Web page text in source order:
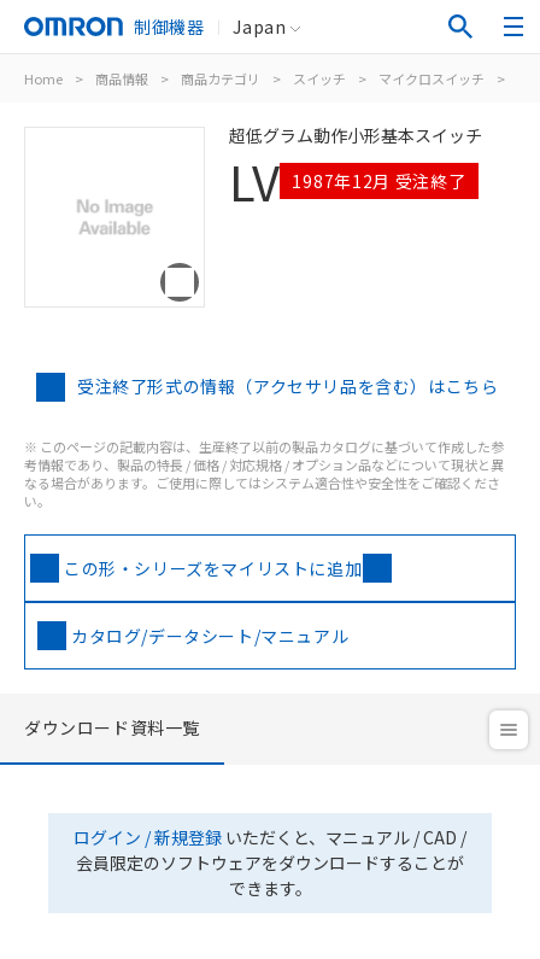
制御機器 Japan
Home > 商品情報 > 商品カテゴリ > スイッチ > マイクロスイッチ >
超低グラム動作小形基本スイッチ
LV 1987年12月 受注終了
受注終了形式の情報（アクセサリ品を含む）はこちら
※ このページの記載内容は、生産終了以前の製品カタログに基づいて作成した参
考情報であり、製品の特長 / 価格 / 対応規格 / オプション品などについて現状と異
なる場合があります。ご使用に際してはシステム適合性や安全性をご確認くださ
い。
この形・シリーズをマイリストに追加
カタログ/データシート/マニュアル
ダウンロード資料一覧
ログイン / 新規登録 いただくと、マニュアル / CAD /
会員限定のソフトウェアをダウンロードすることが
できます。